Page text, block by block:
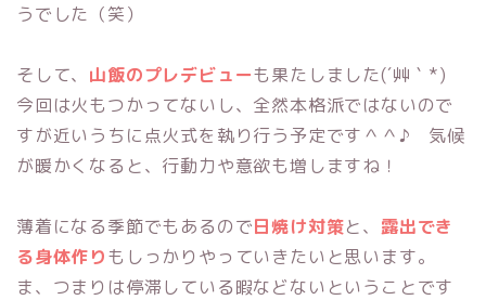
うでした（笑）
そして、 山飯のプレデビューも果たしました(´艸｀*)
今回は火もつかってないし、全然本格派ではないので
すが近いうちに点火式を執り行う予定です＾＾♪ 気候
が暖かくなると、行動力や意欲も増しますね！
薄着になる季節でもあるので日焼け対策と、 露出でき
る身体作りもしっかりやっていきたいと思います。
ま、つまりは停滞している暇などないということです